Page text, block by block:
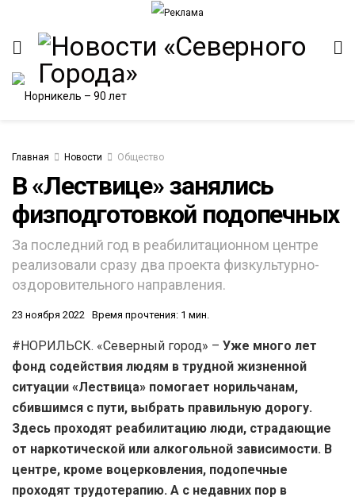
Главная Новости Общество
В «Лествице» занялись
физподготовкой подопечных
За последний год в реабилитационном центре
реализовали сразу два проекта физкультурно-
оздоровительного направления.
23 ноября 2022 Время прочтения: 1 мин.
#НОРИЛЬСК. «Северный город» – Уже много лет
фонд содействия людям в трудной жизненной
ситуации «Лествица» помогает норильчанам,
сбившимся с пути, выбрать правильную дорогу.
Здесь проходят реабилитацию люди, страдающие
от наркотической или алкогольной зависимости. В
центре, кроме воцерковления, подопечные
проходят трудотерапию. А с недавних пор в